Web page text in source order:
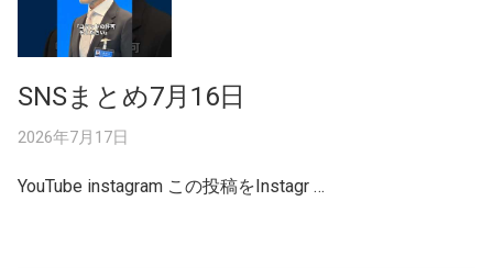
SNSまとめ7月16日
2026年7月17日
YouTube instagram この投稿をInstagr …